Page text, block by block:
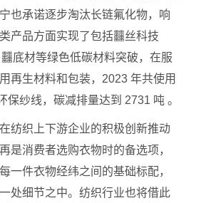
也承诺逐步淘汰长链氟化物，响
产品方面实现了包括䨻丝科技
䨻底材等绿色低碳材料突破，在服
再生材料和包装，2023 年共使用
保纱线，碳减排量达到 2731 吨 。
纺织上下游企业的积极创新推动
是消费者选购衣物时的备选项，
一件衣物经纬之间的基础标配，
处细节之中。纺织行业也将借此